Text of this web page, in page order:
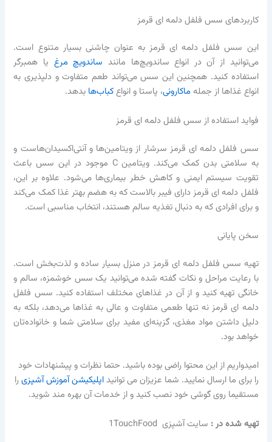
کاربردهای سس فلفل دلمه ای قرمز
این سس فلفل دلمه ای قرمز به عنوان چاشنی بسیار متنوع است.
می‌توانید از آن در انواع ساندویچ‌ها مانند ساندویچ مرغ یا همبرگر
استفاده کنید. همچنین این سس می‌تواند طعم متفاوت و دلپذیری به
انواع غذاها از جمله ماکارونی، پاستا و انواعکباب‌ها بدهد.
فواید استفاده از سس فلفل دلمه ای قرمز
سس فلفل دلمه ای قرمز سرشار از ویتامین‌ها و آنتی‌اکسیدان‌هاست و
به سلامتی بدن کمک می‌کند. ویتامین C موجود در این سس باعث
تقویت سیستم ایمنی و کاهش خطر بیماری‌ها می‌شود. علاوه بر این،
فلفل دلمه ای قرمز دارای فیبر بالاست که به هضم بهتر غذا کمک می‌کند
و برای افرادی که به دنبال تغذیه سالم هستند، انتخاب مناسبی است.
سخن پایانی
تهیه سس فلفل دلمه ای قرمز در منزل بسیار ساده و لذت‌بخش است.
با رعایت مراحل و نکات گفته شده می‌توانید یک سس خوشمزه، سالم و
خانگی تهیه کنید و از آن در غذاهای مختلف استفاده کنید. سس فلفل
دلمه ای قرمز نه تنها طعمی متفاوت و عالی به غذاها می‌دهد، بلکه به
دلیل داشتن مواد مغذی، گزینه‌ای مفید برای سلامتی شما و خانواده‌تان
خواهد بود.
امیدواریم از این محتوا راضی بوده باشید. حتما نظرات و پیشنهادات خود
را برای ما ارسال نمایید. شما عزیزان می توانیداپلیکیشن آموزش آشپزیرا
مستقیما روی گوشی خود نصب کنید و از خدمات آن بهره مند شوید.
تهیه شده در :‌ سایت آشپزی 1TouchFood